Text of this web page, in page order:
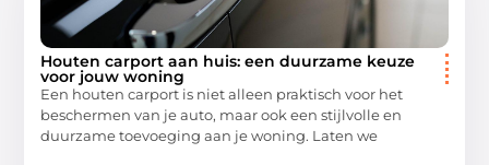
Houten carport aan huis: een duurzame keuze
voor jouw woning
Een houten carport is niet alleen praktisch voor het
beschermen van je auto, maar ook een stijlvolle en
duurzame toevoeging aan je woning. Laten we